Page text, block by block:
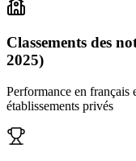
Classements des
2025)
Performance en français
établissements privés